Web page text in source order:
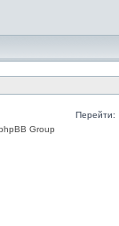
Перейти:
Group